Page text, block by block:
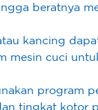
beratnya
kancing
mesin cuci
program
tingkat kotor